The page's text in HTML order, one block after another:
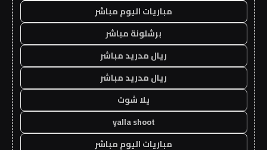
مباريات اليوم مباشر
برشلونة مباشر
ريال مدريد مباشر
ريال مدريد مباشر
يلا شوت
yalla shoot
مباريات اليوم مباشر